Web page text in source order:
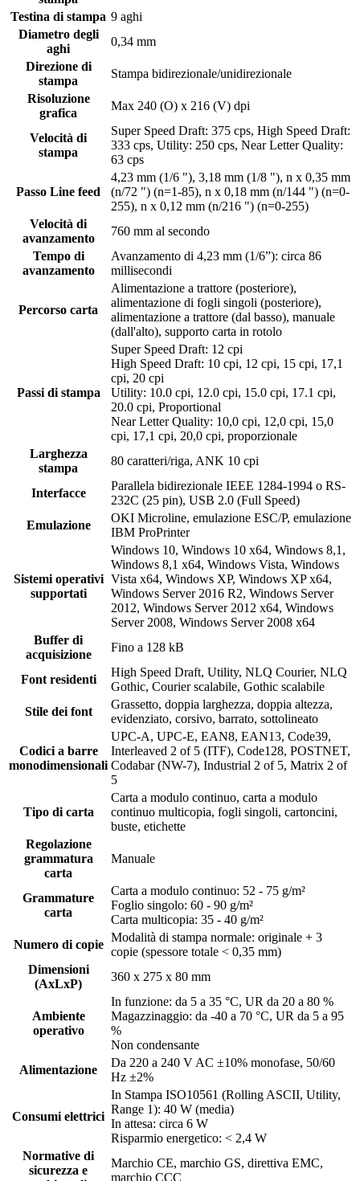
Testina di stampa 9 aghi
Diametro degli
aghi
0,34 mm
Direzione di
stampa
Stampa bidirezionale/unidirezionale
Risoluzione
grafica
Max 240 (O) x 216 (V) dpi
Velocità di
stampa
Super Speed Draft: 375 cps, High Speed Draft:
333 cps, Utility: 250 cps, Near Letter Quality:
63 cps
Passo Line feed
4,23 mm (1/6 "), 3,18 mm (1/8 "), n x 0,35 mm
(n/72 ") (n=1-85), n x 0,18 mm (n/144 ") (n=0-
255), n x 0,12 mm (n/216 ") (n=0-255)
Velocità di
avanzamento
760 mm al secondo
Tempo di
avanzamento
Avanzamento di 4,23 mm (1/6”): circa 86
millisecondi
Percorso carta
Alimentazione a trattore (posteriore),
alimentazione di fogli singoli (posteriore),
alimentazione a trattore (dal basso), manuale
(dall'alto), supporto carta in rotolo
Passi di stampa
Super Speed Draft: 12 cpi
High Speed Draft: 10 cpi, 12 cpi, 15 cpi, 17,1
cpi, 20 cpi
Utility: 10.0 cpi, 12.0 cpi, 15.0 cpi, 17.1 cpi,
20.0 cpi, Proportional
Near Letter Quality: 10,0 cpi, 12,0 cpi, 15,0
cpi, 17,1 cpi, 20,0 cpi, proporzionale
Larghezza
stampa
80 caratteri/riga, ANK 10 cpi
Interfacce
Parallela bidirezionale IEEE 1284-1994 o RS-
232C (25 pin), USB 2.0 (Full Speed)
Emulazione
OKI Microline, emulazione ESC/P, emulazione
IBM ProPrinter
Sistemi operativi
supportati
Windows 10, Windows 10 x64, Windows 8,1,
Windows 8,1 x64, Windows Vista, Windows
Vista x64, Windows XP, Windows XP x64,
Windows Server 2016 R2, Windows Server
2012, Windows Server 2012 x64, Windows
Server 2008, Windows Server 2008 x64
Buffer di
acquisizione
Fino a 128 kB
Font residenti
High Speed Draft, Utility, NLQ Courier, NLQ
Gothic, Courier scalabile, Gothic scalabile
Stile dei font
Grassetto, doppia larghezza, doppia altezza,
evidenziato, corsivo, barrato, sottolineato
Codici a barre
monodimensionali
UPC-A, UPC-E, EAN8, EAN13, Code39,
Interleaved 2 of 5 (ITF), Code128, POSTNET,
Codabar (NW-7), Industrial 2 of 5, Matrix 2 of
5
Tipo di carta
Carta a modulo continuo, carta a modulo
continuo multicopia, fogli singoli, cartoncini,
buste, etichette
Regolazione
grammatura
carta
Manuale
Grammature
carta
Carta a modulo continuo: 52 - 75 g/m²
Foglio singolo: 60 - 90 g/m²
Carta multicopia: 35 - 40 g/m²
Numero di copie
Modalità di stampa normale: originale + 3
copie (spessore totale < 0,35 mm)
Dimensioni
(AxLxP)
360 x 275 x 80 mm
Ambiente
operativo
In funzione: da 5 a 35 °C, UR da 20 a 80 %
Magazzinaggio: da -40 a 70 °C, UR da 5 a 95
%
Non condensante
Alimentazione
Da 220 a 240 V AC ±10% monofase, 50/60
Hz ±2%
Consumi elettrici
In Stampa ISO10561 (Rolling ASCII, Utility,
Range 1): 40 W (media)
In attesa: circa 6 W
Risparmio energetico: < 2,4 W
Normative di
sicurezza e
Marchio CE, marchio GS, direttiva EMC,
marchio CCC